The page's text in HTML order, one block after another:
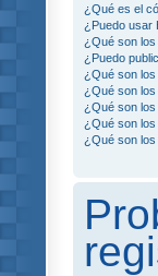
¿Qué es el
¿Puedo usar
¿Qué son
¿Puedo
¿Qué son
¿Qué son
¿Qué son
¿Qué son
¿Qué son